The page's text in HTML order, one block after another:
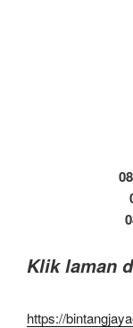
Klik laman
https://